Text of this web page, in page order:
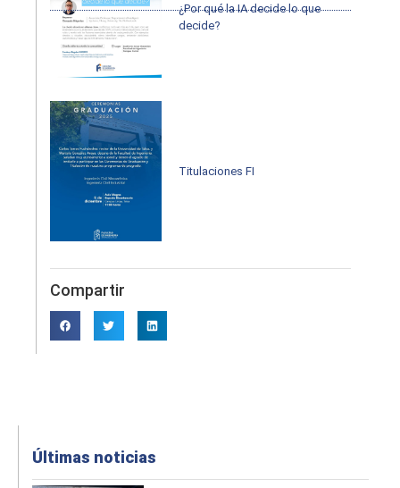
¿Por qué la IA decide lo que
decide?
Titulaciones FI
Compartir
Últimas noticias